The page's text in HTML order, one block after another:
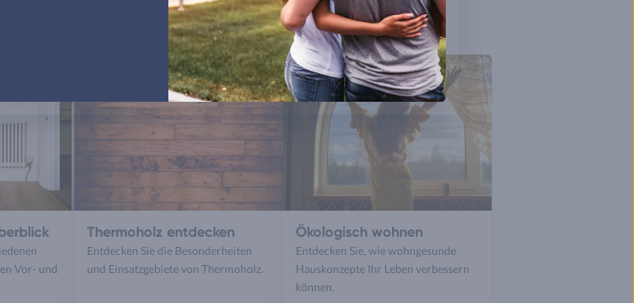
Vor- und
Thermoholz entdecken
Entdecken Sie die Besonderheiten
und Einsatzgebiete von Thermoholz.
Ökologisch wohnen
Entdecken Sie, wie wohngesunde
Hauskonzepte Ihr Leben verbessern
können.